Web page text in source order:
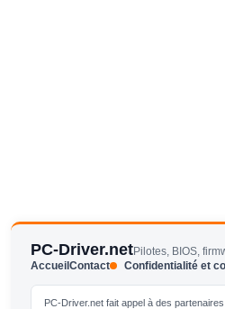
PC-Driver.netPilotes, BIOS,
AccueilContact Confidentialité et
PC-Driver.net fait appel à des